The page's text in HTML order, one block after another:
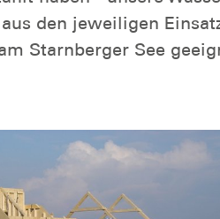
den jeweiligen
Starnberger See